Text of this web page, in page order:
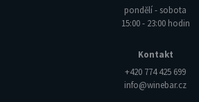
pondělí - sobota
15:00 - 23:00 hodin
Kontakt
+420 774 425 699
info@winebar.cz